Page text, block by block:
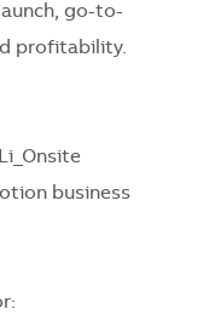
go-to-
profitability.
business